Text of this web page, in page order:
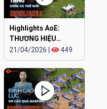
Highlights AoE:
THƯƠNG HIỆU
CHIPBOY CHÓ ĐIÊN
lên tiếng
21/04/2026 449